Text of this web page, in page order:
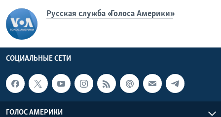
Русская служба «Голоса Америки»
СОЦИАЛЬНЫЕ СЕТИ
ГОЛОС АМЕРИКИ